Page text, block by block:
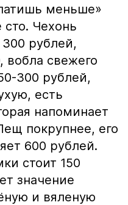
меньше»
сто. Чехонь
300 рублей,
вобла свежего
300 рублей,
есть
напоминает
покрупнее, его
600 рублей.
стоит 150
значение
и вяленую